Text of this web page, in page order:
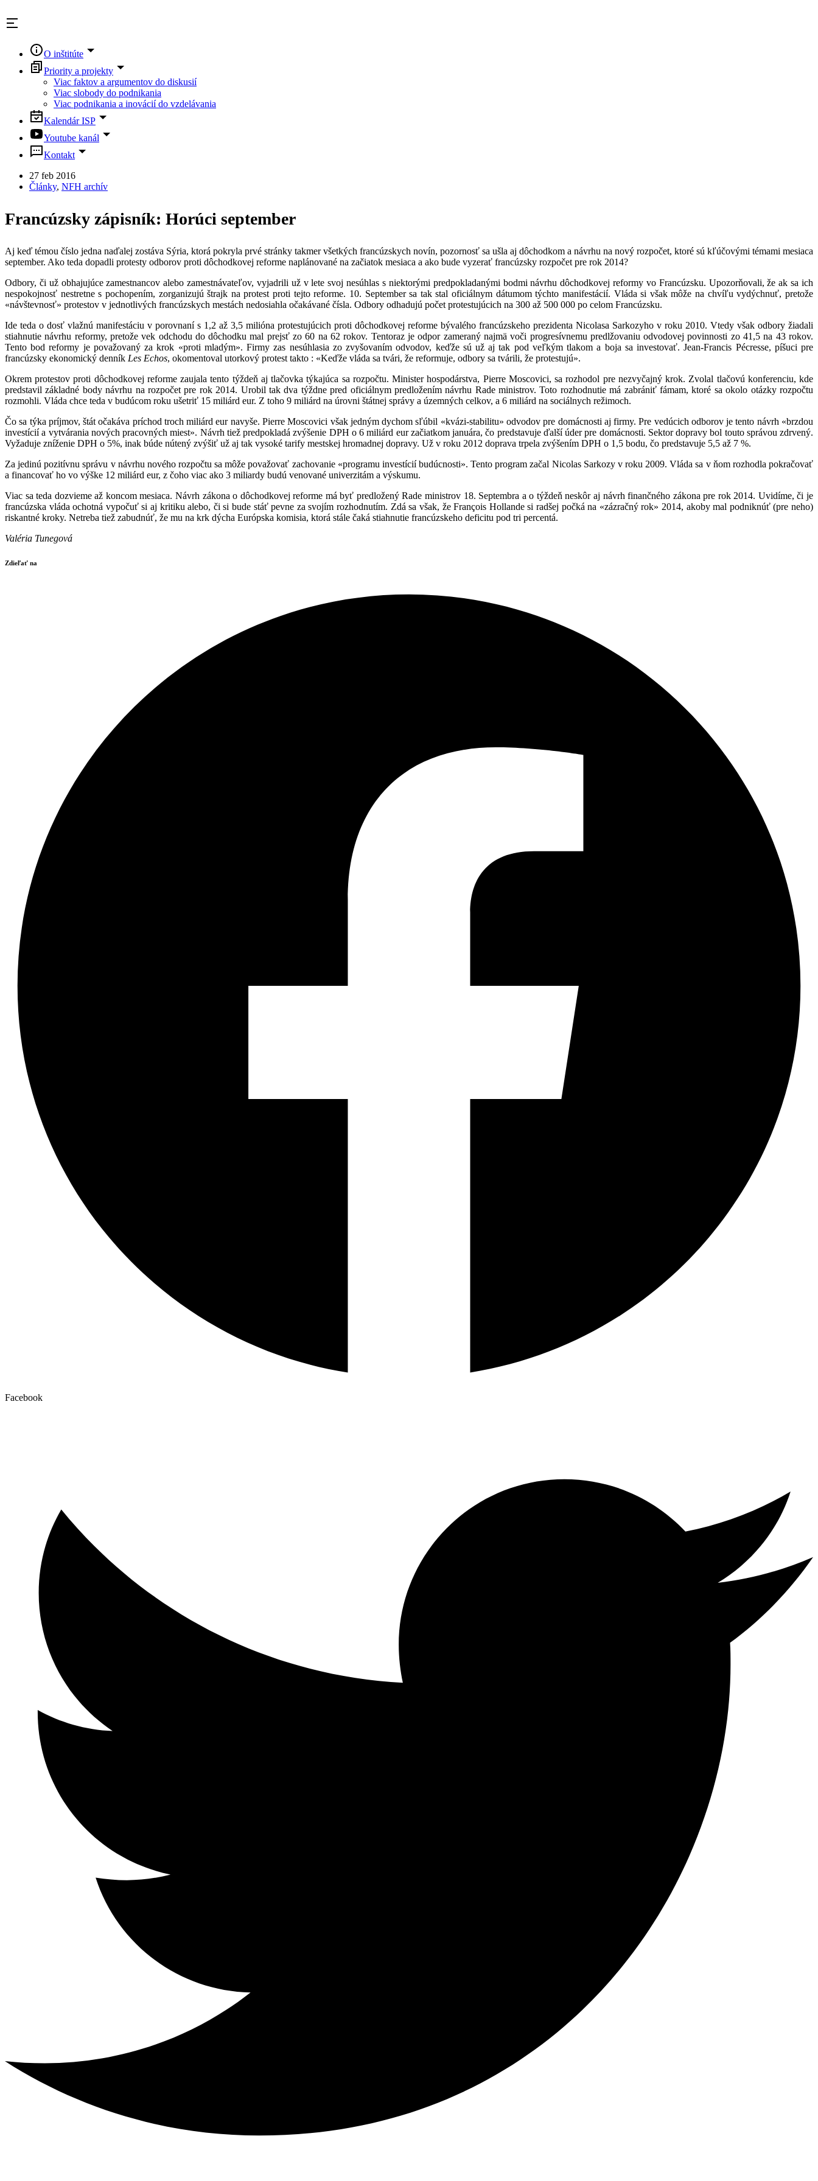
to
content
O inštitúte
Priority a projekty
Viac faktov a argumentov do diskusií
Viac slobody do podnikania
Viac podnikania a inovácií do vzdelávania
Kalendár ISP
Youtube kanál
Kontakt
27 feb 2016
Články, NFH archív
Francúzsky zápisník: Horúci september
Aj keď témou číslo jedna naďalej zostáva Sýria, ktorá pokryla prvé stránky takmer všetkých francúzskych novín, pozornosť sa ušla aj dôchodkom a návrhu na nový rozpočet, ktoré sú kľúčovými témami mesiaca
september. Ako teda dopadli protesty odborov proti dôchodkovej reforme naplánované na začiatok mesiaca a ako bude vyzerať francúzsky rozpočet pre rok 2014?
Odbory, či už obhajujúce zamestnancov alebo zamestnávateľov, vyjadrili už v lete svoj nesúhlas s niektorými predpokladanými bodmi návrhu dôchodkovej reformy vo Francúzsku. Upozorňovali, že ak sa ich
nespokojnosť nestretne s pochopením, zorganizujú štrajk na protest proti tejto reforme. 10. September sa tak stal oficiálnym dátumom týchto manifestácií. Vláda si však môže na chvíľu vydýchnuť, pretože
«návštevnosť» protestov v jednotlivých francúzskych mestách nedosiahla očakávané čísla. Odbory odhadujú počet protestujúcich na 300 až 500 000 po celom Francúzsku.
Ide teda o dosť vlažnú manifestáciu v porovnaní s 1,2 až 3,5 milióna protestujúcich proti dôchodkovej reforme bývalého francúzskeho prezidenta Nicolasa Sarkozyho v roku 2010. Vtedy však odbory žiadali
stiahnutie návrhu reformy, pretože vek odchodu do dôchodku mal prejsť zo 60 na 62 rokov. Tentoraz je odpor zameraný najmä voči progresívnemu predlžovaniu odvodovej povinnosti zo 41,5 na 43 rokov.
Tento bod reformy je považovaný za krok «proti mladým». Firmy zas nesúhlasia zo zvyšovaním odvodov, keďže sú už aj tak pod veľkým tlakom a boja sa investovať. Jean-Francis Pécresse, píšuci pre
francúzsky ekonomický denník Les Echos, okomentoval utorkový protest takto : «Keďže vláda sa tvári, že reformuje, odbory sa tvárili, že protestujú».
Okrem protestov proti dôchodkovej reforme zaujala tento týždeň aj tlačovka týkajúca sa rozpočtu. Minister hospodárstva, Pierre Moscovici, sa rozhodol pre nezvyčajný krok. Zvolal tlačovú konferenciu, kde
predstavil základné body návrhu na rozpočet pre rok 2014. Urobil tak dva týždne pred oficiálnym predložením návrhu Rade ministrov. Toto rozhodnutie má zabrániť fámam, ktoré sa okolo otázky rozpočtu
rozmohli. Vláda chce teda v budúcom roku ušetriť 15 miliárd eur. Z toho 9 miliárd na úrovni štátnej správy a územných celkov, a 6 miliárd na sociálnych režimoch.
Čo sa týka príjmov, štát očakáva príchod troch miliárd eur navyše. Pierre Moscovici však jedným dychom sľúbil «kvázi-stabilitu» odvodov pre domácnosti aj firmy. Pre vedúcich odborov je tento návrh «brzdou
investícií a vytvárania nových pracovných miest». Návrh tiež predpokladá zvýšenie DPH o 6 miliárd eur začiatkom januára, čo predstavuje ďalší úder pre domácnosti. Sektor dopravy bol touto správou zdrvený.
Vyžaduje zníženie DPH o 5%, inak búde nútený zvýšiť už aj tak vysoké tarify mestskej hromadnej dopravy. Už v roku 2012 doprava trpela zvýšením DPH o 1,5 bodu, čo predstavuje 5,5 až 7 %.
Za jedinú pozitívnu správu v návrhu nového rozpočtu sa môže považovať zachovanie «programu investícií budúcnosti». Tento program začal Nicolas Sarkozy v roku 2009. Vláda sa v ňom rozhodla pokračovať
a financovať ho vo výške 12 miliárd eur, z čoho viac ako 3 miliardy budú venované univerzitám a výskumu.
Viac sa teda dozvieme až koncom mesiaca. Návrh zákona o dôchodkovej reforme má byť predložený Rade ministrov 18. Septembra a o týždeň neskôr aj návrh finančného zákona pre rok 2014. Uvidíme, či je
francúzska vláda ochotná vypočuť si aj kritiku alebo, či si bude stáť pevne za svojím rozhodnutím. Zdá sa však, že François Hollande si radšej počká na «zázračný rok» 2014, akoby mal podniknúť (pre neho)
riskantné kroky. Netreba tiež zabudnúť, že mu na krk dýcha Európska komisia, ktorá stále čaká stiahnutie francúzskeho deficitu pod tri percentá.
Valéria Tunegová
Zdieľať na
Facebook